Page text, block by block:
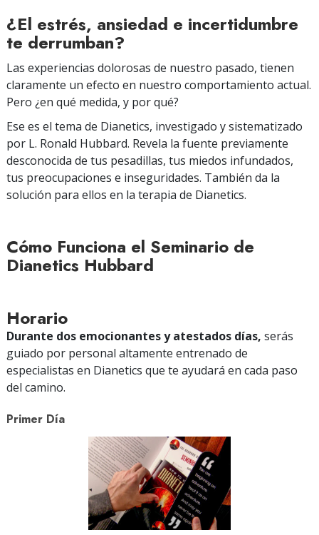
¿El estrés, ansiedad e incertidumbre
te derrumban?
Las experiencias dolorosas de nuestro pasado, tienen
claramente un efecto en nuestro comportamiento actual.
Pero ¿en qué medida, y por qué?
Ese es el tema de Dianetics, investigado y sistematizado
por L. Ronald Hubbard. Revela la fuente previamente
desconocida de tus pesadillas, tus miedos infundados,
tus preocupaciones e inseguridades. También da la
solución para ellos en la terapia de Dianetics.
Cómo Funciona el Seminario de
Dianetics Hubbard
Horario
Durante dos emocionantes y atestados días, serás
guiado por personal altamente entrenado de
especialistas en Dianetics que te ayudará en cada paso
del camino.
Primer Día